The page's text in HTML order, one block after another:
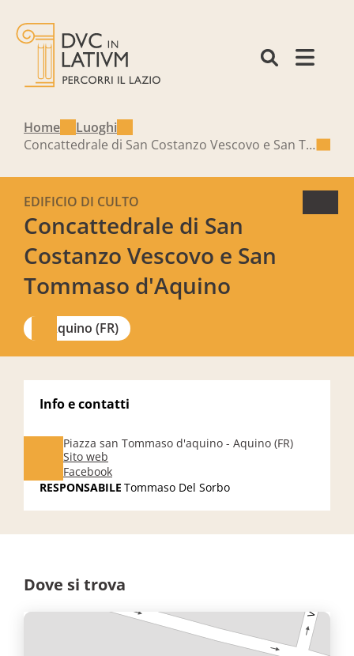
Home
Luoghi
Concattedrale di San Costanzo Vescovo e San Tommaso d'Aquino
Concattedrale di San
Costanzo Vescovo e San
Tommaso d'Aquino
EDIFICIO DI CULTO
Aquino (FR)
Info e contatti
Piazza san Tommaso d'aquino - Aquino (FR)
Facebook
Sito web
RESPONSABILE Tommaso Del Sorbo
Dove si trova